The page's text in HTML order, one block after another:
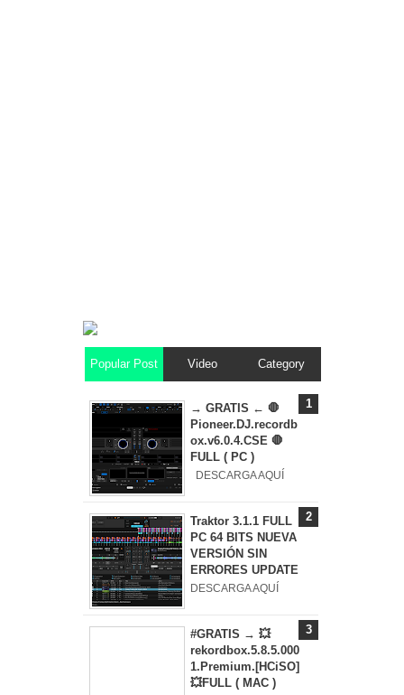
Popular Post Video Category
→ GRATIS ← 🛑
Pioneer.DJ.recordb
ox.v6.0.4.CSE 🛑
FULL ( PC )
DESCARGA AQUÍ
Traktor 3.1.1 FULL
PC 64 BITS NUEVA
VERSIÓN SIN
ERRORES UPDATE
DESCARGA AQUÍ
#GRATIS → 💥
rekordbox.5.8.5.000
1.Premium.[HCiSO]
💥FULL ( MAC )